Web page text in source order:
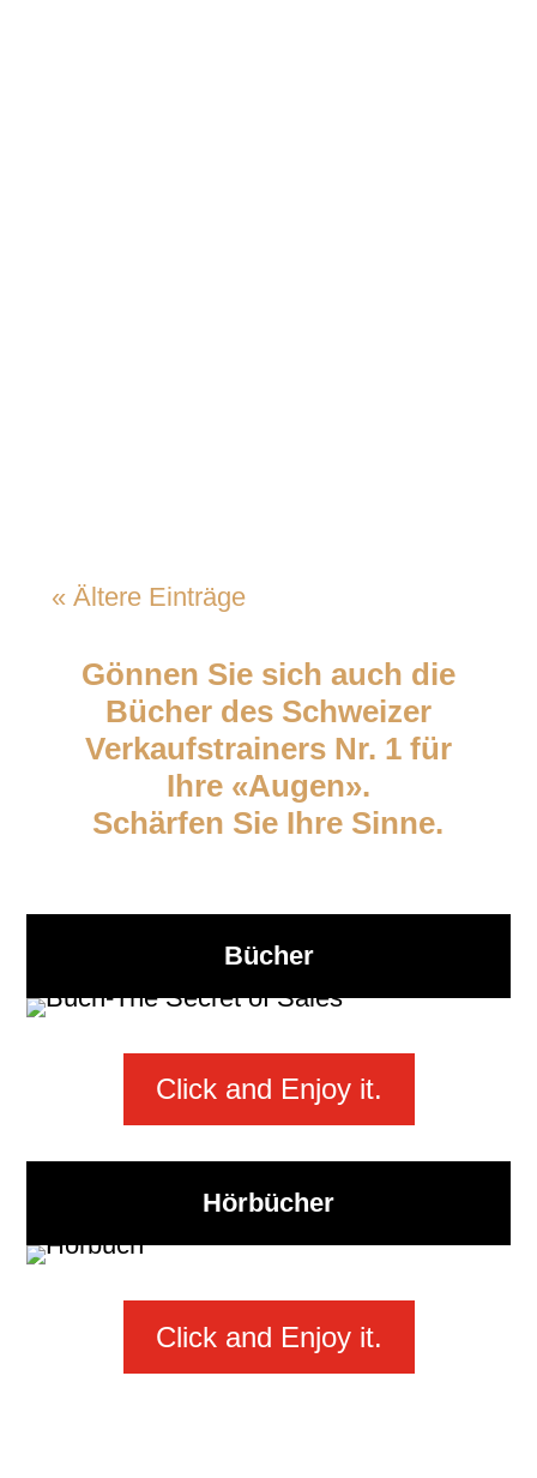
« Ältere Einträge
Gönnen Sie sich auch die
Bücher des Schweizer
Verkaufstrainers Nr. 1 für
Ihre «Augen».
Schärfen Sie Ihre Sinne.
Bücher
Click and Enjoy it.
Hörbücher
Click and Enjoy it.